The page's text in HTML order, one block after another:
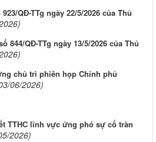
QĐ-TTg ngày 22/5/2026 của Thủ
844/QĐ-TTg ngày 13/5/2026 của Thủ
chủ trì phiên họp Chính phủ
06/2026)
TTHC lĩnh vực ứng phó sự cố tràn
2026)